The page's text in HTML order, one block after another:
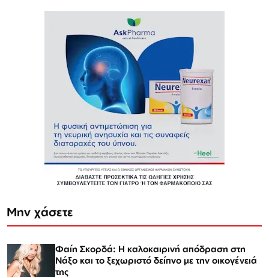
Μην χάσετε
Φαίη Σκορδά: Η καλοκαιρινή απόδραση στη
Νάξο και το ξεχωριστό δείπνο με την οικογένειά
της